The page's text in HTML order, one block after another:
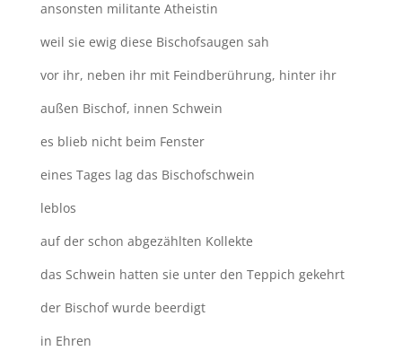
ansonsten militante Atheistin
weil sie ewig diese Bischofsaugen sah
vor ihr, neben ihr mit Feindberührung, hinter ihr
außen Bischof, innen Schwein
es blieb nicht beim Fenster
eines Tages lag das Bischofschwein
leblos
auf der schon abgezählten Kollekte
das Schwein hatten sie unter den Teppich gekehrt
der Bischof wurde beerdigt
in Ehren